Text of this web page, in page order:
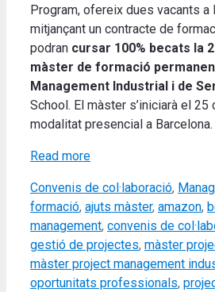
Program, ofereix dues vacants a
mitjançant un contracte de
podran cursar 100% becats la
màster de formació
Management Industrial i de
School. El màster s’iniciarà el 25
modalitat presencial a Barcelona.
Read more
Categories
Convenis de col·laboració,
formació, ajuts màster, amazon,
management, convenis de
gestió de projectes, màster
màster project management
oportunitats professionals,